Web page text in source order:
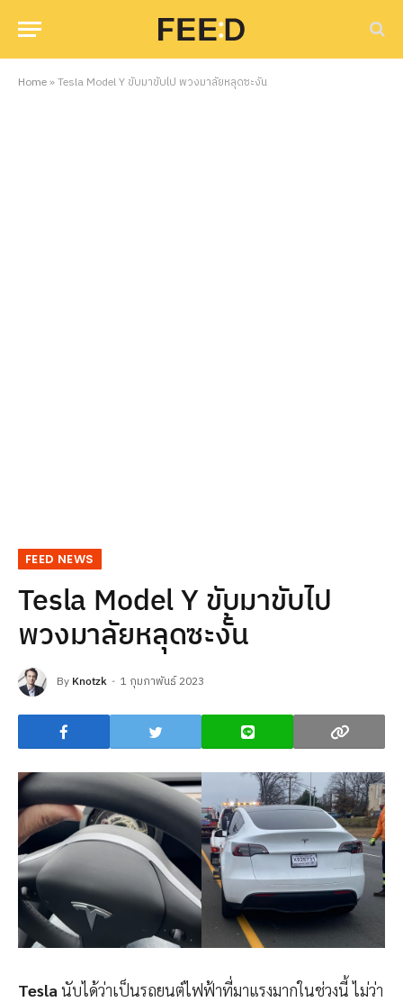
Home»Tesla Model Y ขับมาขับไป พวงมาลัยหลุดซะงั้น
FEED NEWS
Tesla Model Y ขับมาขับไป
พวงมาลัยหลุดซะงั้น
By Knotzk 1 กุมภาพันธ์ 2023
Tesla นับได้ว่าเป็นรถยนต์ไฟฟ้าที่มาแรงมากในช่วงนี้ ไม่ว่า